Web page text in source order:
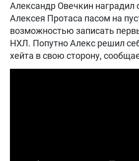
Александр Овечкин наградил
Алексея Протаса пасом на
возможностью записать
НХЛ. Попутно Алекс решил
хейта в свою сторону,